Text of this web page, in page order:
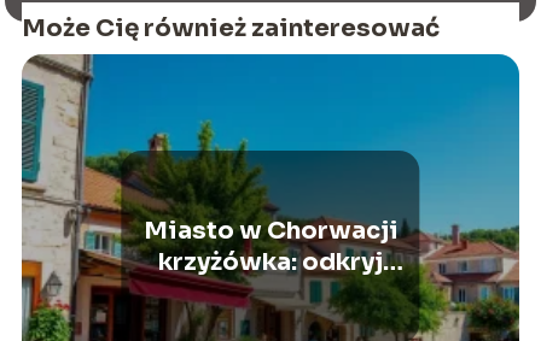
Może Cię również zainteresować
Miasto w Chorwacji
krzyżówka: odkryj
popularne hasła do
szarad!